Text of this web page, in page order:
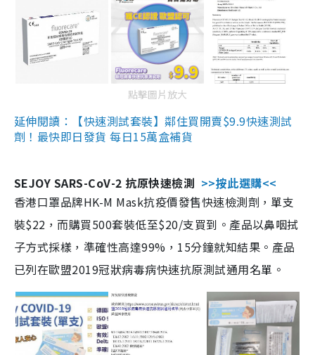
點擊圖片放大
延伸閱讀：【快速測試套裝】鄰住買開賣$9.9快速測試
劑！最快即日發貨 每日15萬盒補貨
SEJOY SARS-CoV-2 抗原快速檢測 >>按此選購<<
香港口罩品牌HK-M Mask抗疫價發售快速檢測劑，單支
裝$22，而購買500套裝低至$20/支買到。產品以鼻咽拭
子方式採樣，準確性高達99%，15分鐘就知結果。產品
已列在歐盟2019冠狀病毒病快速抗原測試通用名單。